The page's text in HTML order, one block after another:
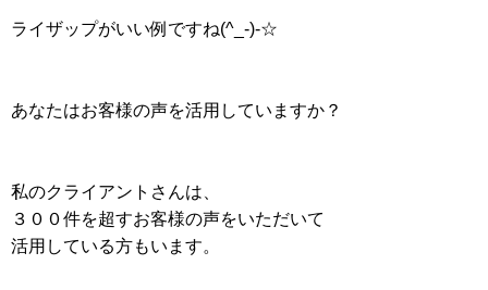
ライザップがいい例ですね(^_-)-☆
あなたはお客様の声を活用していますか？
私のクライアントさんは、
３００件を超すお客様の声をいただいて
活用している方もいます。